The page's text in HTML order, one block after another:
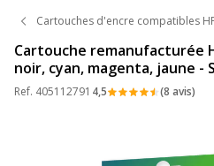
Cartouches d'encre compatibles
Cartouche remanufacturée
noir, cyan, magenta, jaune -
Ref. 405112791 4,5 (8 avis)